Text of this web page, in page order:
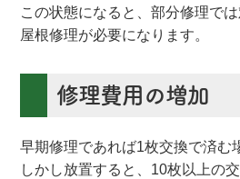
この状態になると、部分修理で
屋根修理が必要になります。
修理費用の増加
早期修理であれば1枚交換で済む
しかし放置すると、10枚以上の